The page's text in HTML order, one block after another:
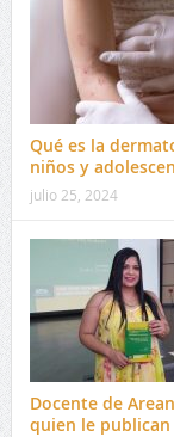
Qué es la
niños y
julio 25, 2024
Docente de
quien le